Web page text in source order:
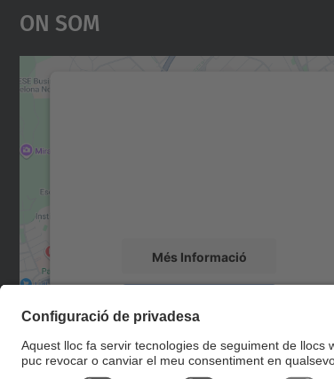
On Som
Més Informació
Management Platform